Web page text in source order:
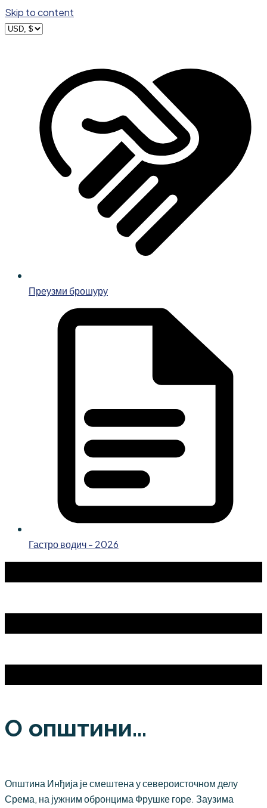
Skip to content
Преузми брошуру
Гастро водич - 2026
О општини...
Општина Инђија је смештена у североисточном делу
Срема, на јужним обронцима Фрушке горе. Заузима